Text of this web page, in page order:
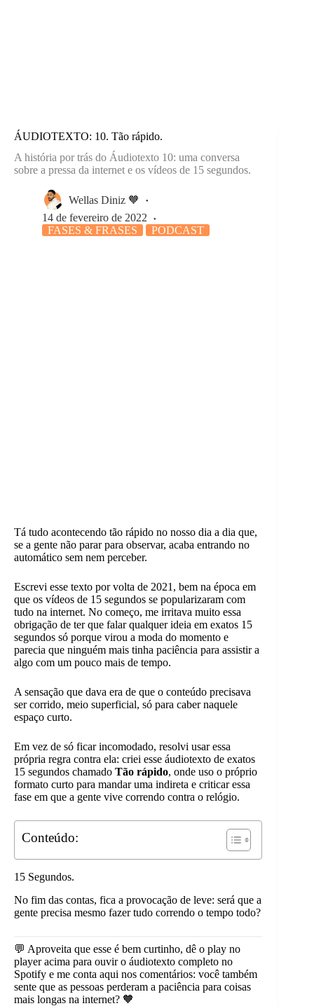
ÁUDIOTEXTO: 10. Tão rápido.
A história por trás do Áudiotexto 10: uma conversa
sobre a pressa da internet e os vídeos de 15 segundos.
Wellas Diniz 🧡
14 de fevereiro de 2022
FASES & FRASES
PODCAST
Tá tudo acontecendo tão rápido no nosso dia a dia que,
se a gente não parar para observar, acaba entrando no
automático sem nem perceber.
Escrevi esse texto por volta de 2021, bem na época em
que os vídeos de 15 segundos se popularizaram com
tudo na internet. No começo, me irritava muito essa
obrigação de ter que falar qualquer ideia em exatos 15
segundos só porque virou a moda do momento e
parecia que ninguém mais tinha paciência para assistir a
algo com um pouco mais de tempo.
A sensação que dava era de que o conteúdo precisava
ser corrido, meio superficial, só para caber naquele
espaço curto.
Em vez de só ficar incomodado, resolvi usar essa
própria regra contra ela: criei esse áudiotexto de exatos
15 segundos chamado Tão rápido, onde uso o próprio
formato curto para mandar uma indireta e criticar essa
fase em que a gente vive correndo contra o relógio.
Conteúdo:
15 Segundos.
No fim das contas, fica a provocação de leve: será que a
gente precisa mesmo fazer tudo correndo o tempo todo?
💬 Aproveita que esse é bem curtinho, dê o play no
player acima para ouvir o áudiotexto completo no
Spotify e me conta aqui nos comentários: você também
sente que as pessoas perderam a paciência para coisas
mais longas na internet? 🧡